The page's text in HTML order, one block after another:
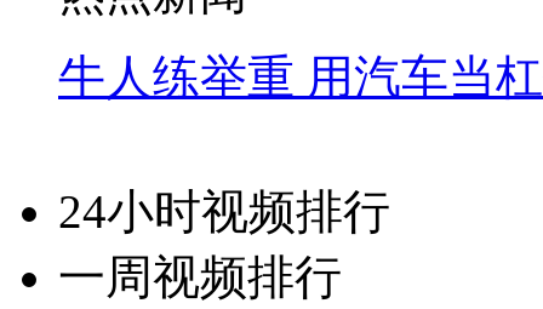
牛人练举重 用汽车当
24小时视频排行
一周视频排行